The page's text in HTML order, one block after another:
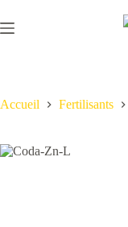
au
contenu
Accueil Fertilisants